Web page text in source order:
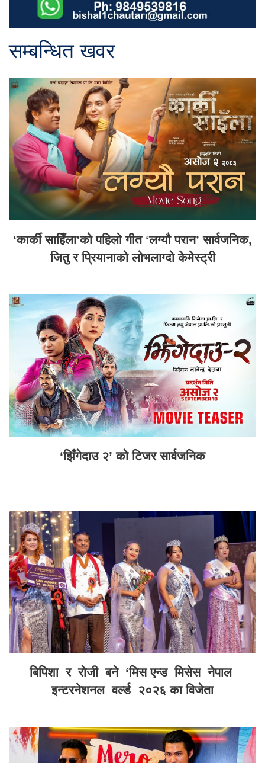
सम्बन्धित खवर
‘कार्की साहिँला’को पहिलो गीत ‘लग्यौ परान’ सार्वजनिक,
जितु र प्रियानाको लोभलाग्दो केमेस्ट्री
‘झिँगेदाउ २’ को टिजर सार्वजनिक
बिपिशा र रोजी बने ‘मिस एन्ड मिसेस नेपाल
इन्टरनेशनल वर्ल्ड २०२६ का विजेता